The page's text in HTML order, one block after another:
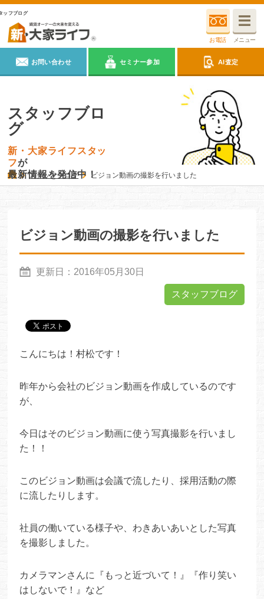
ッフブログ
お電話 メニュー
お問い合わせ セミナー参加 AI査定
スタッフブロ
グ
新・大家ライフスタッ
フが
最新情報を発信中！
スタッフブログ ビジョン動画の撮影を行いました
ビジョン動画の撮影を行いました
更新日： 2016年05月30日
スタッフブログ
こんにちは！村松です！
昨年から会社のビジョン動画を作成しているのです
が、
今日はそのビジョン動画に使う写真撮影を行いまし
た！！
このビジョン動画は会議で流したり、採用活動の際
に流したりします。
社員の働いている様子や、わきあいあいとした写真
を撮影しました。
カメラマンさんに『もっと近づいて！』『作り笑い
はしないで！』など